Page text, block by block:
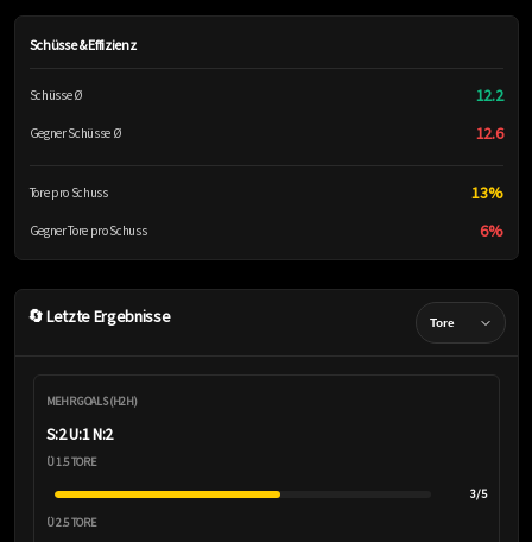
Schüsse & Effizienz
Schüsse Ø 12.2
Gegner Schüsse Ø 12.6
Tore pro Schuss 13%
Gegner Tore pro Schuss 6%
🔄 Letzte Ergebnisse
MEHR GOALS (H2H)
S:2 U:1 N:2
Ü 1.5 TORE
3/5
Ü 2.5 TORE